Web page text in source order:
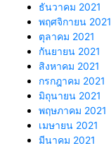
ธันวาคม 2021
พฤศจิกายน 2021
ตุลาคม 2021
กันยายน 2021
สิงหาคม 2021
กรกฎาคม 2021
มิถุนายน 2021
พฤษภาคม 2021
เมษายน 2021
มีนาคม 2021